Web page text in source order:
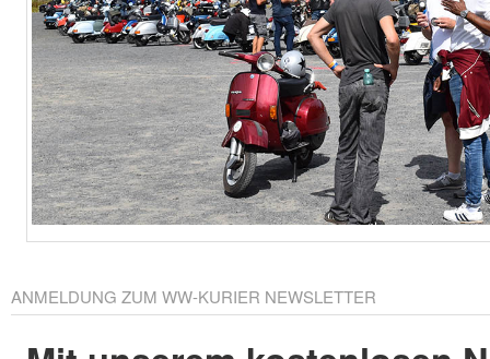
ANMELDUNG ZUM WW-KURIER NEWSLETTER